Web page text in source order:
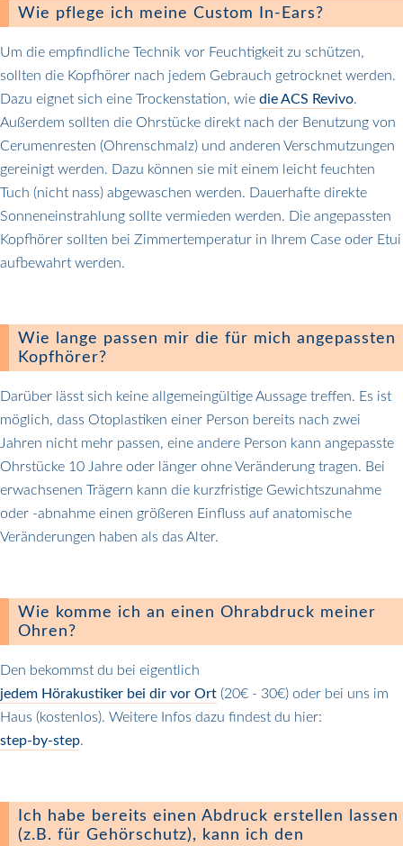
Wie pflege ich meine Custom In-Ears?
Um die empfindliche Technik vor Feuchtigkeit zu schützen,
sollten die Kopfhörer nach jedem Gebrauch getrocknet werden.
Dazu eignet sich eine Trockenstation, wie die ACS Revivo.
Außerdem sollten die Ohrstücke direkt nach der Benutzung von
Cerumenresten (Ohrenschmalz) und anderen Verschmutzungen
gereinigt werden. Dazu können sie mit einem leicht feuchten
Tuch (nicht nass) abgewaschen werden. Dauerhafte direkte
Sonneneinstrahlung sollte vermieden werden. Die angepassten
Kopfhörer sollten bei Zimmertemperatur in Ihrem Case oder Etui
aufbewahrt werden.
Wie lange passen mir die für mich angepassten
Kopfhörer?
Darüber lässt sich keine allgemeingültige Aussage treffen. Es ist
möglich, dass Otoplastiken einer Person bereits nach zwei
Jahren nicht mehr passen, eine andere Person kann angepasste
Ohrstücke 10 Jahre oder länger ohne Veränderung tragen. Bei
erwachsenen Trägern kann die kurzfristige Gewichtszunahme
oder -abnahme einen größeren Einfluss auf anatomische
Veränderungen haben als das Alter.
Wie komme ich an einen Ohrabdruck meiner
Ohren?
Den bekommst du bei eigentlich
jedem Hörakustiker bei dir vor Ort (20€ - 30€) oder bei uns im
Haus (kostenlos). Weitere Infos dazu findest du hier:
step-by-step.
Ich habe bereits einen Abdruck erstellen lassen
(z.B. für Gehörschutz), kann ich den